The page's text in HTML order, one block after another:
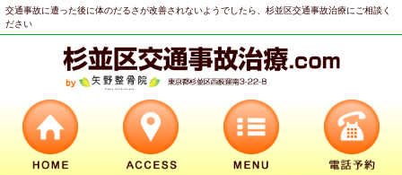
交通事故に遭った後に体のだるさが改善されないようでしたら、杉並区交通事故治療にご相談く
ださい